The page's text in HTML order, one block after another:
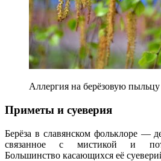
Аллергия на берёзовую
Приметы и суеверия
Берёза в славянском фольклоре —
связанное с мистикой и
Большинство касающихся её